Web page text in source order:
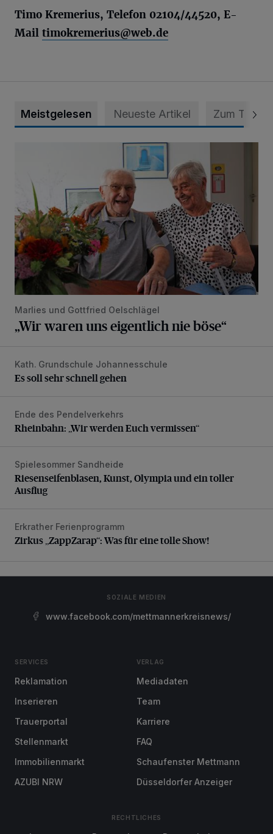
Timo Kremerius, Telefon 02104/44520, E-
Mail timokremerius@web.de
Meistgelesen Neueste Artikel Zum Thema
„Wir waren uns eigentlich nie böse“
Marlies und Gottfried Oelschlägel
„Wir waren uns eigentlich nie böse“
Es soll sehr schnell gehen
Kath. Grundschule Johannesschule
Es soll sehr schnell gehen
Rheinbahn: „Wir werden Euch vermissen“
Ende des Pendelverkehrs
Rheinbahn: „Wir werden Euch vermissen“
Riesenseifenblasen, Kunst, Olympia und ein toller Ausflug
Spielesommer Sandheide
Riesenseifenblasen, Kunst, Olympia und ein toller
Ausflug
Zirkus „ZappZarap“: Was für eine tolle Show!
Erkrather Ferienprogramm
Zirkus „ZappZarap“: Was für eine tolle Show!
SOZIALE MEDIEN
www.facebook.com/mettmannerkreisnews/
SERVICES
Reklamation
Inserieren
Trauerportal
Stellenmarkt
Immobilienmarkt
AZUBI NRW
VERLAG
Mediadaten
Team
Karriere
FAQ
Schaufenster Mettmann
Düsseldorfer Anzeiger
RECHTLICHES